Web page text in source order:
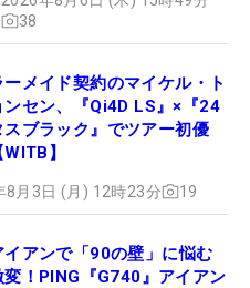
38
ーメイド契約のマイケル・ト
ンセン、『Qi4D LS』×『24
スブラック』でツアー初優
】
8月3日 (月) 12時23分 19
イアンで「90の壁」に悩む
変！PING『G740』アイアン